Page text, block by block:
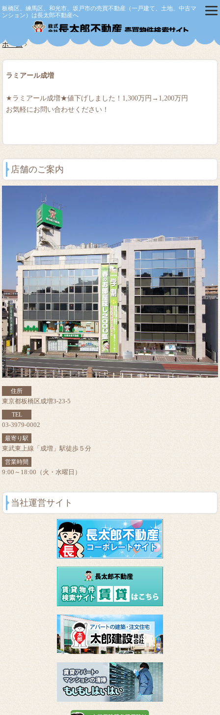
板橋区、練馬区、和光市、坂戸市の売買不動産（一戸建て、土地、中古マ
ンション）は長太郎不動産へ
ホーム
ラミアール成増
★ラミアール成増★値下げしました！1,300万円→1,200万円
お気軽にお問い合わせください！
店舗のご案内
住所
東京都板橋区成増3-23-5
TEL
03-3979-0002
最寄り駅
東武東上線「成増」駅徒歩５分
営業時間
9:00～18:00（火・水曜日）
当社運営サイト